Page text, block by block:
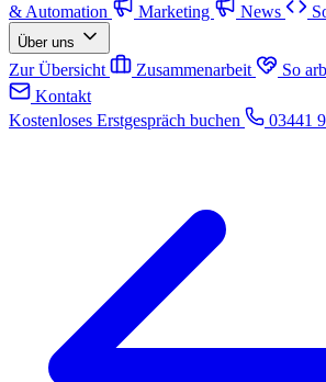
& Automation
Marketing News
Über uns
Zur Übersicht Zusammenarbeit
So
Kontakt
Kostenloses Erstgespräch buchen
03441